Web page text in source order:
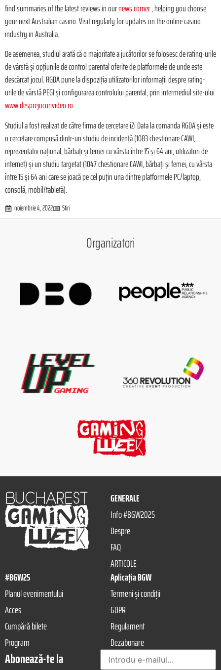
find summaries of the latest reviews in ournews corner, helping you choose
your next Australian casino. Visit regularly for updates on the online casino
industry in Australia.
De asemenea, studiul arată că o majoritate a jucătorilor se folosesc de rating-urile
de vârstă și opțiunile de control parental oferite de platformele de unde este
descărcat jocul. RGDA pune la dispoziția utilizatorilor informații despre rating-
urile de vârstă PEGI și configurarea controlului parental, prin intermediul site-ului
www.desprejocurivideo.ro.
Studiul a fost realizat de către firma de cercetare iZi Data la comanda RGDA și este
o cercetare compusă dintr-un studiu de incidență (1083 chestionare CAWI,
reprezentativ național, bărbați și femei cu vârsta între 15 și 64 ani, utilizatori de
internet) și un studiu targetat (1047 chestionare CAWI, bărbați și femei, cu vârsta
între 15 și 64 ani care se joacă pe cel puțin una dintre platformele PC/laptop,
consolă, mobil/tabletă).
noiembrie 4, 2022 Stiri
Organizatori
GENERALE
Info #BGW2025
Despre
FAQ
ARTICOLE
#BGW25
Planul evenimentului
Acces
Cumpără bilete
Program
Aplicația BGW
Termeni și condiții
GDPR
Regulament
Dezabonare
Abonează-te la